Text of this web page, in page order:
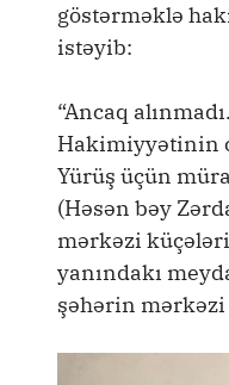
göstərməklə
istəyib:
“Ancaq
Hakimiyyətinin
Yürüş üçün
(Həsən bəy
mərkəzi
yanındakı
şəhərin mərkəzi